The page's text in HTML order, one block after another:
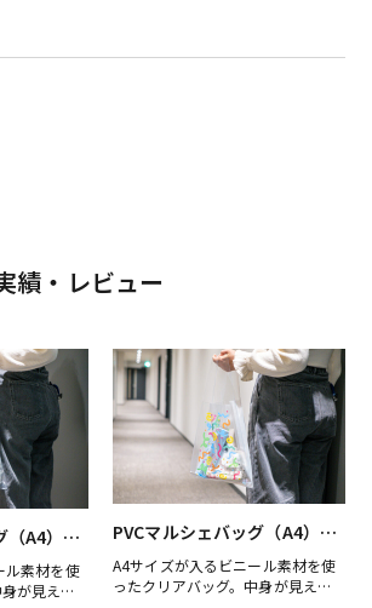
績・レビュー
（A4）梨
ル素材を使
が見える
PVCマルシェバッグ（A4）梨
地白
A4サイズが入るビニール素材を使
ったクリアバッグ。中身が見える